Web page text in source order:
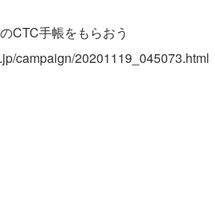
CTC手帳をもらおう
campaign/20201119_045073.html